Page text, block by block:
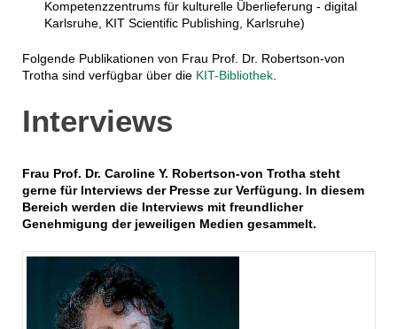
Kompetenzzentrums für kulturelle Überlieferung - digital
Karlsruhe, KIT Scientific Publishing, Karlsruhe)
Folgende Publikationen von Frau Prof. Dr. Robertson-von
Trotha sind verfügbar über die KIT-Bibliothek.
Interviews
Frau Prof. Dr. Caroline Y. Robertson-von Trotha steht
gerne für Interviews der Presse zur Verfügung. In diesem
Bereich werden die Interviews mit freundlicher
Genehmigung der jeweiligen Medien gesammelt.